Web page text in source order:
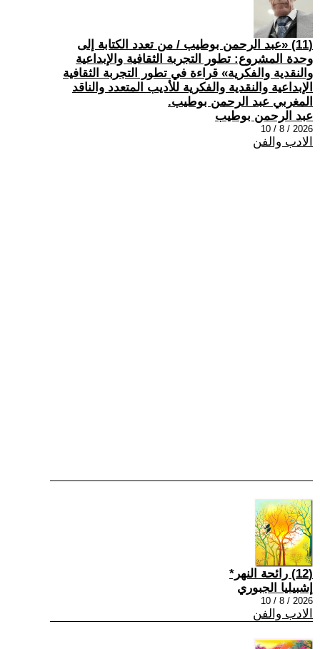
(11) «عبد الرحمن بوطيب / من تعدد الكتابة إلى
وحدة المشروع: تطور التجربة الثقافية والإبداعية
والنقدية والفكرية» قراءة في تطور التجربة الثقافية
الإبداعية والنقدية والفكرية للأديب المتعدد والناقد
المغربي عبد الرحمن بوطيب.
عبد الرحمن بوطيب
2026 / 8 / 10
الادب والفن
(12) رائحة النهر*
إشبيليا الجبوري
2026 / 8 / 10
الادب والفن